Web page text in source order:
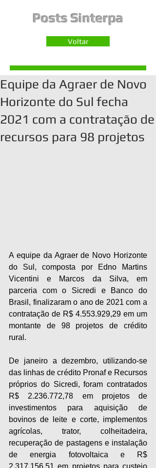
Posts Sinterpa
Voltar
Equipe da Agraer de Novo
Horizonte do Sul fecha
2021 com a contratação de
recursos para 98 projetos
A equipe da Agraer de Novo Horizonte
do Sul, composta por Edno Martins
Vicentini e Marcos da Silva, em
parceria com o Sicredi e Banco do
Brasil, finalizaram o ano de 2021 com a
contratação de R$ 4.553.929,29 em um
montante de 98 projetos de crédito
rural.
De janeiro a dezembro, utilizando-se
das linhas de crédito Pronaf e Recursos
próprios do Sicredi, foram contratados
R$ 2.236.772,78 em projetos de
investimentos para aquisição de
bovinos de leite e corte, implementos
agrícolas, trator, colheitadeira,
recuperação de pastagens e instalação
de energia fotovoltaica e R$